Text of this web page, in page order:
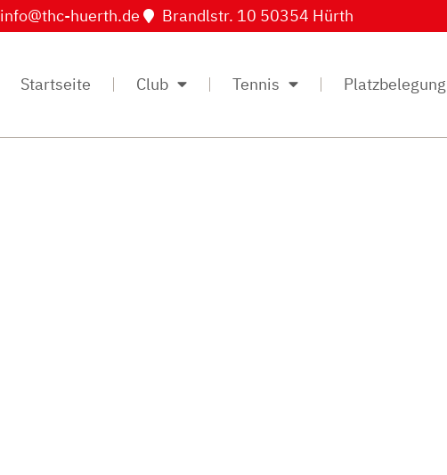
info@thc-huerth.de Brandlstr. 10 50354 Hürth
Startseite Club Tennis Platzbelegung